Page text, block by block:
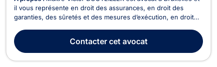
il vous représente en droit des assurances, en droit des
garanties, des sûretés et des mesures d’exécution, en droit
vente. Victor BOUTEILLER vous assiste en droit des
assurances pour assurer le règlement de vos...
Contactercet avocat